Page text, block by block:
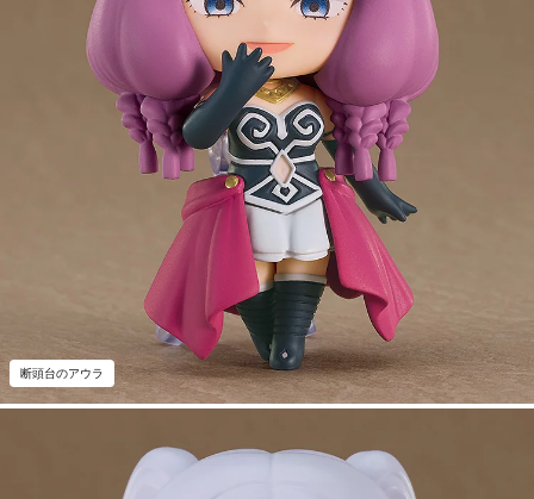
断頭台のアウラ